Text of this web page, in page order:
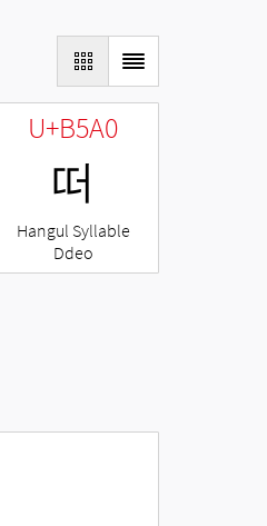
U+B5A0
떠
Hangul Syllable
Ddeo